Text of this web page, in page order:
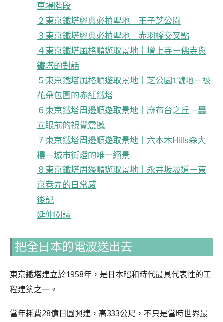
車場階段
２東京鐵塔經典必拍聖地｜王子芝公園
３東京鐵塔經典必拍聖地｜赤羽橋交叉點
４東京鐵塔風格順遊取景地｜增上寺－佛寺與
鐵塔的對話
５東京鐵塔風格順遊取景地｜芝公園1號地－被
花朵包圍的赤紅鐵塔
６東京鐵塔周邊順遊取景地｜麻布台之丘－轟
立眼前的視覺震撼
７東京鐵塔周邊順遊取景地｜六本木Hills森大
樓－城市街燈的唯一絕景
８東京鐵塔周邊順遊取景地｜永井坂坡道－東
京巷弄的日常感
後記
延伸閱讀
把全日本的電波送出去
東京鐵塔建立於1958年，是日本昭和時代最具代表性的工
程建築之一。
當年耗費28億日圓興建，高333公尺，不只是當時世界最